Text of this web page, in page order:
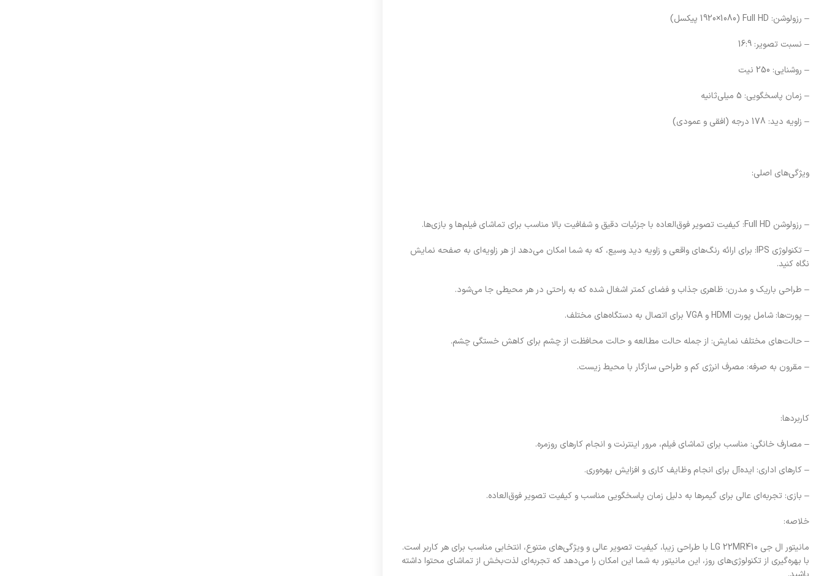
– رزولوشن: Full HD (1920×1080 پیکسل)
– نسبت تصویر: 16:9
– روشنایی: 250 نیت
– زمان پاسخگویی: 5 میلی‌ثانیه
– زاویه دید: 178 درجه (افقی و عمودی)
ویژگی‌های اصلی:
– رزولوشن Full HD: کیفیت تصویر فوق‌العاده با جزئیات دقیق و شفافیت بالا مناسب برای تماشای فیلم‌ها و بازی‌ها.
– تکنولوژی IPS: برای ارائه رنگ‌های واقعی و زاویه دید وسیع، که به شما امکان می‌دهد از هر زاویه‌ای به صفحه نمایش
نگاه کنید.
– طراحی باریک و مدرن: ظاهری جذاب و فضای کمتر اشغال شده که به راحتی در هر محیطی جا می‌شود.
– پورت‌ها: شامل پورت HDMI و VGA برای اتصال به دستگاه‌های مختلف.
– حالت‌های مختلف نمایش: از جمله حالت مطالعه و حالت محافظت از چشم برای کاهش خستگی چشم.
– مقرون به صرفه: مصرف انرژی کم و طراحی سازگار با محیط زیست.
کاربردها:
– مصارف خانگی: مناسب برای تماشای فیلم، مرور اینترنت و انجام کارهای روزمره.
– کارهای اداری: ایده‌آل برای انجام وظایف کاری و افزایش بهره‌وری.
– بازی: تجربه‌ای عالی برای گیمرها به دلیل زمان پاسخگویی مناسب و کیفیت تصویر فوق‌العاده.
خلاصه:
مانیتور ال جی LG 22MR410 با طراحی زیبا، کیفیت تصویر عالی و ویژگی‌های متنوع، انتخابی مناسب برای هر کاربر است.
با بهره‌گیری از تکنولوژی‌های روز، این مانیتور به شما این امکان را می‌دهد که تجربه‌ای لذت‌بخش از تماشای محتوا داشته